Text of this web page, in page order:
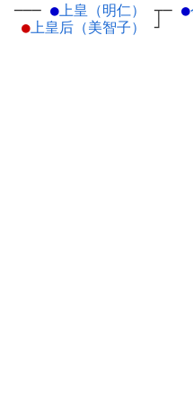
─── ●上皇（明仁）
┬
●上皇后（美智子） ┘
─ ●